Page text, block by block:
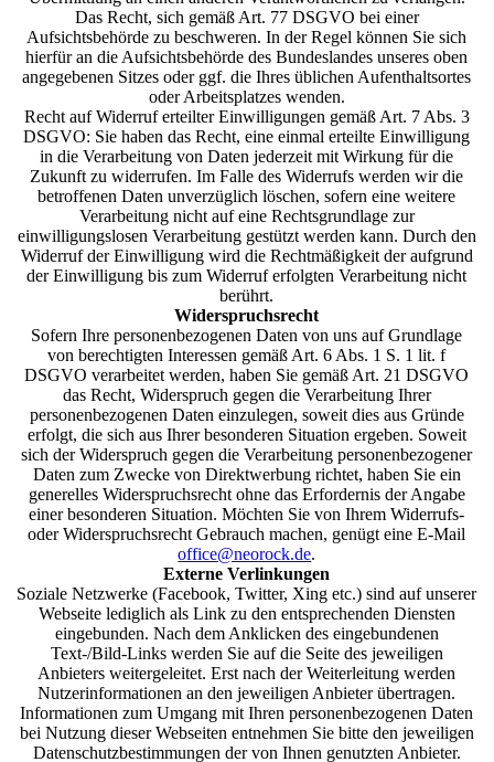
Das Recht, sich gemäß Art. 77 DSGVO bei einer
Aufsichtsbehörde zu beschweren. In der Regel können Sie sich
hierfür an die Aufsichtsbehörde des Bundeslandes unseres oben
angegebenen Sitzes oder ggf. die Ihres üblichen Aufenthaltsortes
oder Arbeitsplatzes wenden.
Recht auf Widerruf erteilter Einwilligungen gemäß Art. 7 Abs. 3
DSGVO: Sie haben das Recht, eine einmal erteilte Einwilligung
in die Verarbeitung von Daten jederzeit mit Wirkung für die
Zukunft zu widerrufen. Im Falle des Widerrufs werden wir die
betroffenen Daten unverzüglich löschen, sofern eine weitere
Verarbeitung nicht auf eine Rechtsgrundlage zur
einwilligungslosen Verarbeitung gestützt werden kann. Durch den
Widerruf der Einwilligung wird die Rechtmäßigkeit der aufgrund
der Einwilligung bis zum Widerruf erfolgten Verarbeitung nicht
berührt.
Widerspruchsrecht
Sofern Ihre personenbezogenen Daten von uns auf Grundlage
von berechtigten Interessen gemäß Art. 6 Abs. 1 S. 1 lit. f
DSGVO verarbeitet werden, haben Sie gemäß Art. 21 DSGVO
das Recht, Widerspruch gegen die Verarbeitung Ihrer
personenbezogenen Daten einzulegen, soweit dies aus Gründe
erfolgt, die sich aus Ihrer besonderen Situation ergeben. Soweit
sich der Widerspruch gegen die Verarbeitung personenbezogener
Daten zum Zwecke von Direktwerbung richtet, haben Sie ein
generelles Widerspruchsrecht ohne das Erfordernis der Angabe
einer besonderen Situation. Möchten Sie von Ihrem Widerrufs-
oder Widerspruchsrecht Gebrauch machen, genügt eine E-Mail
office@neorock.de.
Externe Verlinkungen
Soziale Netzwerke (Facebook, Twitter, Xing etc.) sind auf unserer
Webseite lediglich als Link zu den entsprechenden Diensten
eingebunden. Nach dem Anklicken des eingebundenen
Text-/Bild-Links werden Sie auf die Seite des jeweiligen
Anbieters weitergeleitet. Erst nach der Weiterleitung werden
Nutzerinformationen an den jeweiligen Anbieter übertragen.
Informationen zum Umgang mit Ihren personenbezogenen Daten
bei Nutzung dieser Webseiten entnehmen Sie bitte den jeweiligen
Datenschutzbestimmungen der von Ihnen genutzten Anbieter.